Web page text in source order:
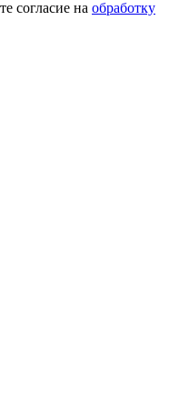
согласие на обработку